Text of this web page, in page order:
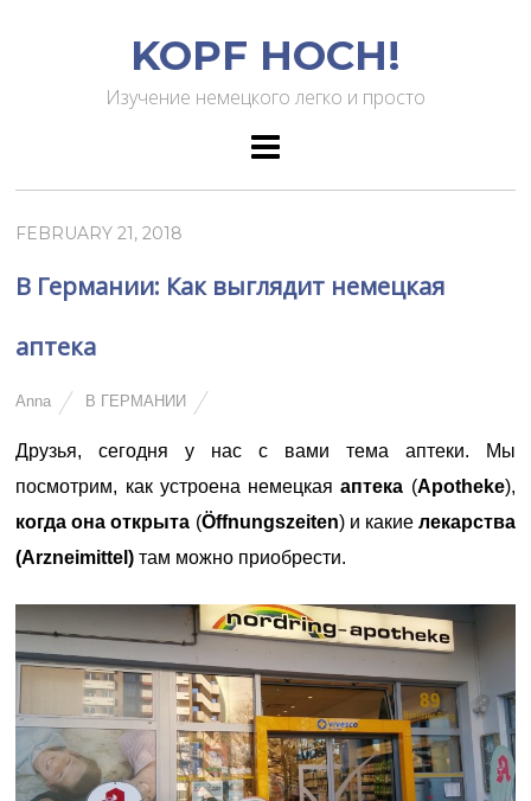
KOPF HOCH!
Изучение немецкого легко и просто
FEBRUARY 21, 2018
В Германии: Как выглядит немецкая
аптека
Anna В ГЕРМАНИИ
Друзья, сегодня у нас с вами тема аптеки. Мы
посмотрим, как устроена немецкая аптека (Apotheke),
когда она открыта (Öffnungszeiten) и какие лекарства
(Arzneimittel) там можно приобрести.